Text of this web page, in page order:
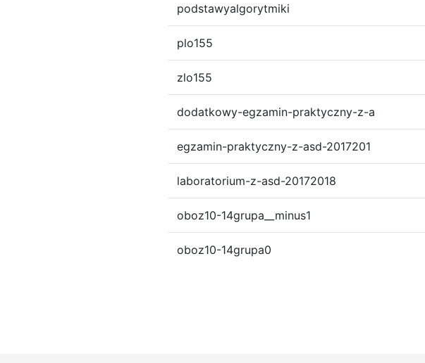
podstawyalgorytmiki
plo155
zlo155
dodatkowy-egzamin-praktyczny-z-a
egzamin-praktyczny-z-asd-2017201
laboratorium-z-asd-20172018
oboz10-14grupa__minus1
oboz10-14grupa0